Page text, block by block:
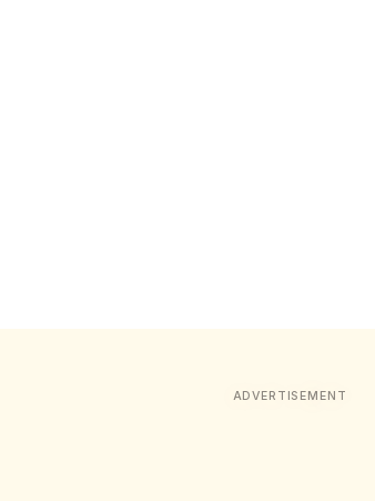
ADVERTISEMENT